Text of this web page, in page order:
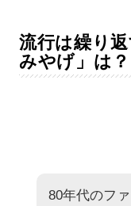
流行は繰り
みやげ」は？
80年代のフ